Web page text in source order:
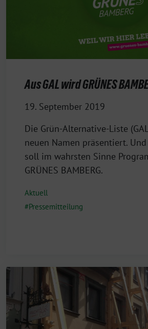
Aus GAL wird GRÜNES
19. September 2019
Die Grün-Alternative-Liste
neuen Namen präsentiert.
soll im wahrsten Sinne
GRÜNES BAMBERG.
Aktuell
Pressemitteilung